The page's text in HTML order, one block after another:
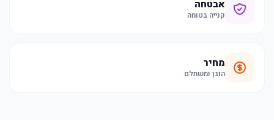
אבטחה
קנייה בטוחה
מחיר
הוגן ומשתלם